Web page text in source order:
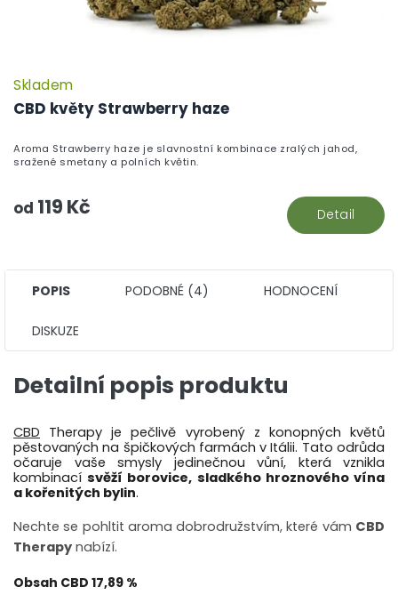
CBD květy Strawberry haze
Skladem
od 119 Kč Detail
Aroma Strawberry haze je slavnostní kombinace zralých jahod,
sražené smetany a polních květin.
POPIS PODOBNÉ (4) HODNOCENÍ
DISKUZE
Detailní popis produktu
CBD Therapy je pečlivě vyrobený z konopných květů
pěstovaných na špičkových farmách v Itálii. Tato odrůda
očaruje vaše smysly jedinečnou vůní, která vznikla
kombinacísvěží borovice, sladkého hroznového vína
a kořenitých bylin.
Nechte se pohltit aroma dobrodružstvím, které vám CBD
Therapy nabízí.
Obsah CBD 17,89 %